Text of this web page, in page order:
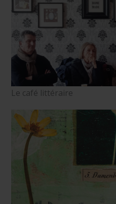
Le café littéraire